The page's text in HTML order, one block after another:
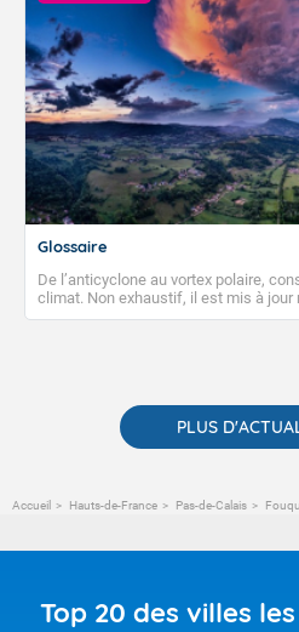
Glossaire
De l’anticyclone au vortex polaire,
climat. Non exhaustif, il est mis à jour
publications. Vous y trouverez
PLUS
Accueil Hauts-de-France Pas-de-Calais
Top 20 des villes